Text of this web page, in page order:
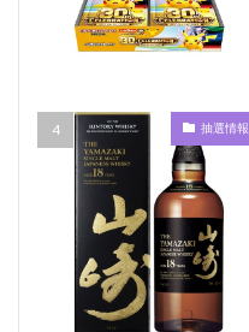
抽選情報